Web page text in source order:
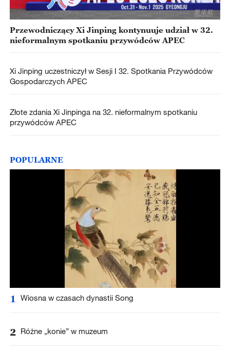
Przewodniczący Xi Jinping kontynuuje udział w 32.
nieformalnym spotkaniu przywódców APEC
Xi Jinping uczestniczył w Sesji I 32. Spotkania Przywódców
Gospodarczych APEC
Złote zdania Xi Jinpinga na 32. nieformalnym spotkaniu
przywódców APEC
POPULARNE
1 Wiosna w czasach dynastii Song
2 Różne „konie” w muzeum